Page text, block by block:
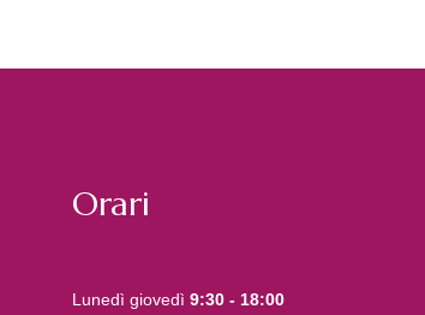
Orari
Lunedì giovedì 9:30 - 18:00